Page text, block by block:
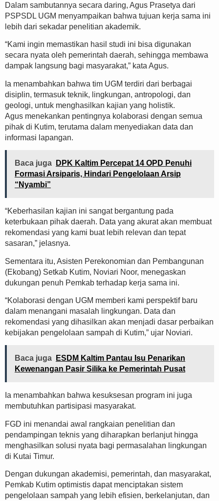
Dalam sambutannya secara daring, Agus Prasetya dari
PSPSDL UGM menyampaikan bahwa tujuan kerja sama ini
lebih dari sekadar penelitian akademik.
“Kami ingin memastikan hasil studi ini bisa digunakan
secara nyata oleh pemerintah daerah, sehingga membawa
dampak langsung bagi masyarakat,” kata Agus.
Ia menambahkan bahwa tim UGM terdiri dari berbagai
disiplin, termasuk teknik, lingkungan, antropologi, dan
geologi, untuk menghasilkan kajian yang holistik.
Agus menekankan pentingnya kolaborasi dengan semua
pihak di Kutim, terutama dalam menyediakan data dan
informasi lapangan.
Baca juga
DPK Kaltim Percepat 14 OPD Penuhi
Formasi Arsiparis, Hindari Pengelolaan Arsip
“Nyambi”
“Keberhasilan kajian ini sangat bergantung pada
keterbukaan pihak daerah. Data yang akurat akan membuat
rekomendasi yang kami buat lebih relevan dan tepat
sasaran,” jelasnya.
Sementara itu, Asisten Perekonomian dan Pembangunan
(Ekobang) Setkab Kutim, Noviari Noor, menegaskan
dukungan penuh Pemkab terhadap kerja sama ini.
“Kolaborasi dengan UGM memberi kami perspektif baru
dalam menangani masalah lingkungan. Data dan
rekomendasi yang dihasilkan akan menjadi dasar perbaikan
kebijakan pengelolaan sampah di Kutim,” ujar Noviari.
Baca juga
ESDM Kaltim Pantau Isu Penarikan
Kewenangan Pasir Silika ke Pemerintah Pusat
Ia menambahkan bahwa kesuksesan program ini juga
membutuhkan partisipasi masyarakat.
FGD ini menandai awal rangkaian penelitian dan
pendampingan teknis yang diharapkan berlanjut hingga
menghasilkan solusi nyata bagi permasalahan lingkungan
di Kutai Timur.
Dengan dukungan akademisi, pemerintah, dan masyarakat,
Pemkab Kutim optimistis dapat menciptakan sistem
pengelolaan sampah yang lebih efisien, berkelanjutan, dan